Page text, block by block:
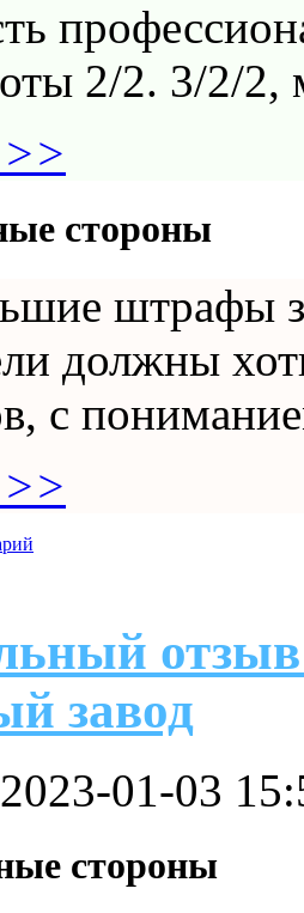
2/2. 3/2/2,
>>
стороны
штрафы
должны
с
>>
завод
2023-01-03
стороны